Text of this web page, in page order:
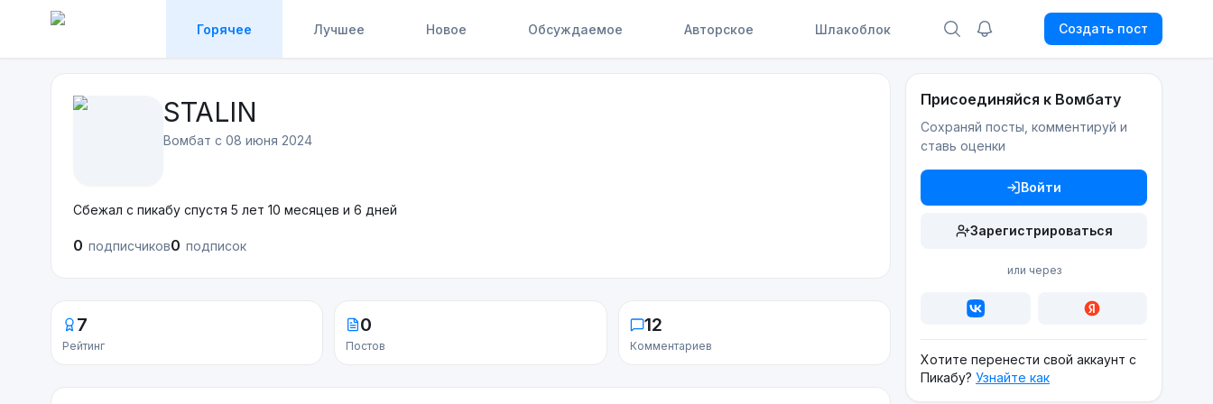
Горячее Лучшее Новое Обсуждаемое Авторское Шлакоблок Создать пост
STALIN
Вомбат с 08 июня 2024
Сбежал с пикабу спустя 5 лет 10 месяцев и 6 дней
0 подписчиков0 подписок
7
Рейтинг
0
Постов
12
Комментариев
Присоединяйся к Вомбату
Сохраняй посты, комментируй и
ставь оценки
Войти
Зарегистрироваться
или через
Хотите перенести свой аккаунт с
Пикабу? Узнайте как